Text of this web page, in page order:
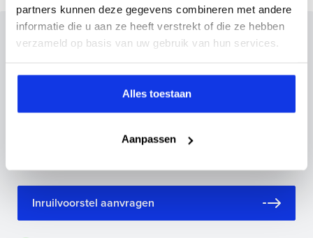
partners kunnen deze gegevens combineren met andere
informatie die u aan ze heeft verstrekt of die ze hebben
verzameld op basis van uw gebruik van hun services.
Alles toestaan
Aanpassen
Inruilvoorstel op deze auto?
Kenteken huidige auto Kilometerstand (bij benadering)
Inruilvoorstel aanvragen